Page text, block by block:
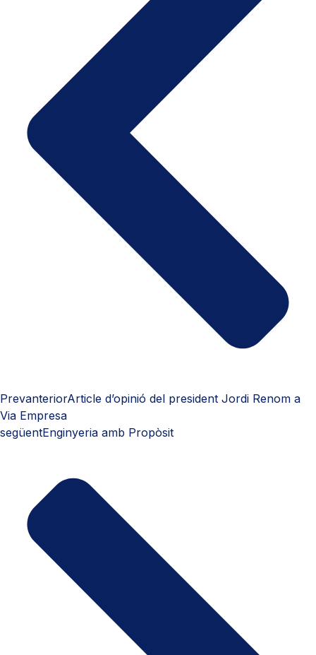
PrevanteriorArticle d’opinió del president Jordi Renom a
Via Empresa
següentEnginyeria amb Propòsit